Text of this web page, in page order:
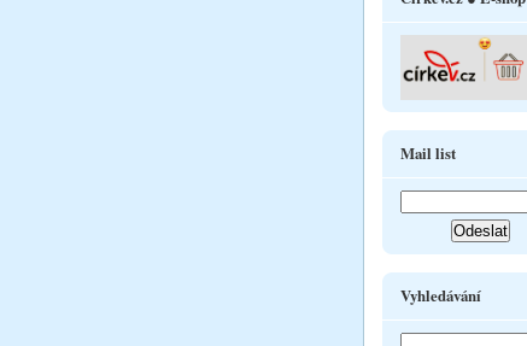
Mail list
Vyhledávání